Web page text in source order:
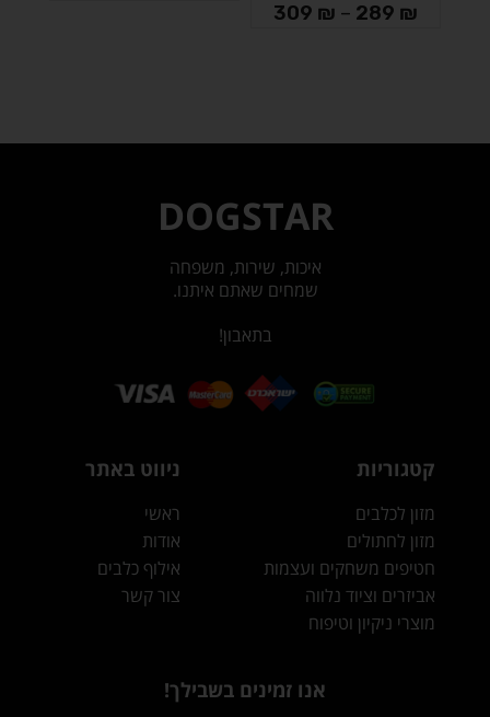
289 ₪
–
309 ₪
DOGSTAR
איכות, שירות, משפחה
שמחים שאתם איתנו.
בתאבון!
קטגוריות
מזון לכלבים
מזון לחתולים
חטיפים משחקים ועצמות
אביזרים וציוד נלווה
מוצרי ניקיון וטיפוח
ניווט באתר
ראשי
אודות
אילוף כלבים
צור קשר
אנו זמינים בשבילך!